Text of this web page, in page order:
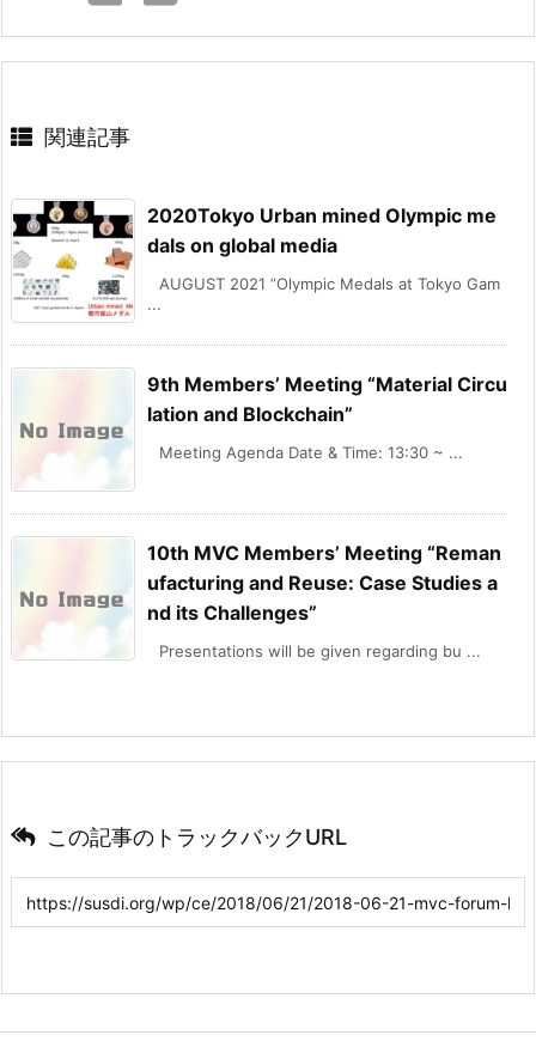
関連記事
2020Tokyo Urban mined Olympic me
dals on global media
AUGUST 2021 ”Olympic Medals at Tokyo Gam
...
9th Members’ Meeting “Material Circu
lation and Blockchain”
Meeting Agenda Date & Time: 13:30 ~ ...
10th MVC Members’ Meeting “Reman
ufacturing and Reuse: Case Studies a
nd its Challenges”
Presentations will be given regarding bu ...
この記事のトラックバックURL